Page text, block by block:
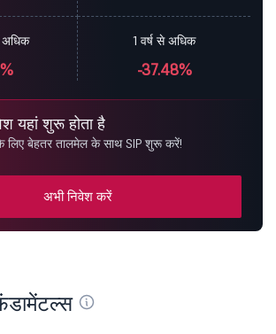
1 वर्ष से अधिक
-37.48%
यहां शुरू होता है
के लिए बेहतर तालमेल के साथ SIP शुरू करें!
अभी निवेश करें